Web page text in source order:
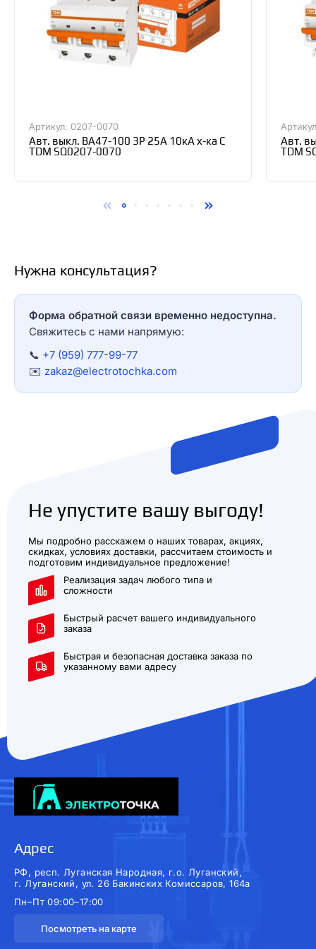
Артикул: 0207-0070
Авт. выкл. ВА47-100 3Р 25А 10кА х-ка С
TDM SQ0207-0070
Авт.
TDM
Нужна консультация?
Форма обратной связи временно недоступна.
Свяжитесь с нами напрямую:
📞 +7 (959) 777-99-77
✉️ zakaz@electrotochka.com
Не упустите вашу выгоду!
Мы подробно расскажем о наших товарах, акциях,
скидках, условиях доставки, рассчитаем стоимость и
подготовим индивидуальное предложение!
Реализация задач любого типа и
сложности
Быстрый расчет вашего индивидуального
заказа
Быстрая и безопасная доставка заказа по
указанному вами адресу
Адрес
РФ, респ. Луганская Народная, г.о. Луганский,
г. Луганский, ул. 26 Бакинских Комиссаров, 164а
Пн–Пт 09:00–17:00
Посмотреть на карте